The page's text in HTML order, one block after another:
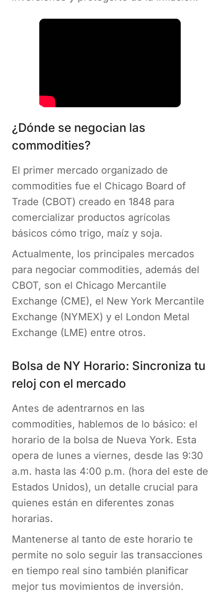
¿Dónde se negocian las
commodities? ️
El primer mercado organizado de
commodities fue el Chicago Board of
Trade (CBOT) creado en 1848 para
comercializar productos agrícolas
básicos cómo trigo, maíz y soja.
Actualmente, los principales mercados
para negociar commodities, además del
CBOT, son el Chicago Mercantile
Exchange (CME), el New York Mercantile
Exchange (NYMEX) y el London Metal
Exchange (LME) entre otros.
Bolsa de NY Horario: Sincroniza tu
reloj con el mercado
Antes de adentrarnos en las
commodities, hablemos de lo básico: el
horario de la bolsa de Nueva York. Esta
opera de lunes a viernes, desde las 9:30
a.m. hasta las 4:00 p.m. (hora del este de
Estados Unidos), un detalle crucial para
quienes están en diferentes zonas
horarias.
Mantenerse al tanto de este horario te
permite no solo seguir las transacciones
en tiempo real sino también planificar
mejor tus movimientos de inversión.